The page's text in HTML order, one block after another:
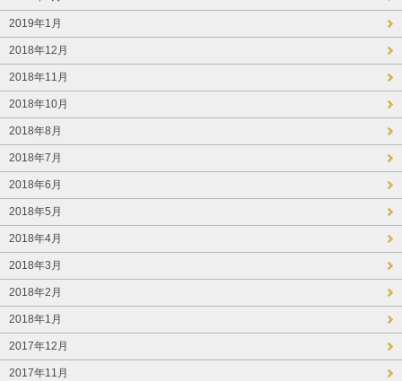
2019年1月
2018年12月
2018年11月
2018年10月
2018年8月
2018年7月
2018年6月
2018年5月
2018年4月
2018年3月
2018年2月
2018年1月
2017年12月
2017年11月